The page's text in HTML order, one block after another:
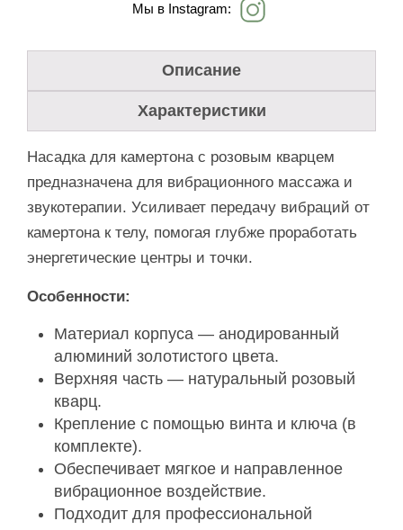
Мы в Instagram:
Описание
Характеристики
Насадка для камертона с розовым кварцем
предназначена для вибрационного массажа и
звукотерапии. Усиливает передачу вибраций от
камертона к телу, помогая глубже проработать
энергетические центры и точки.
Особенности:
Материал корпуса — анодированный
алюминий золотистого цвета.
Верхняя часть — натуральный розовый
кварц.
Крепление с помощью винта и ключа (в
комплекте).
Обеспечивает мягкое и направленное
вибрационное воздействие.
Подходит для профессиональной